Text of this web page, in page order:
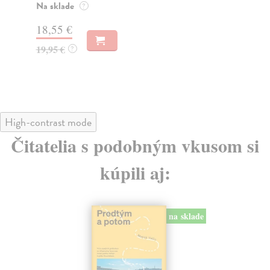
Na sklade ?
31,21 €
32,85 € ?
High-contrast mode
Čitatelia s podobným vkusom si
kúpili aj: